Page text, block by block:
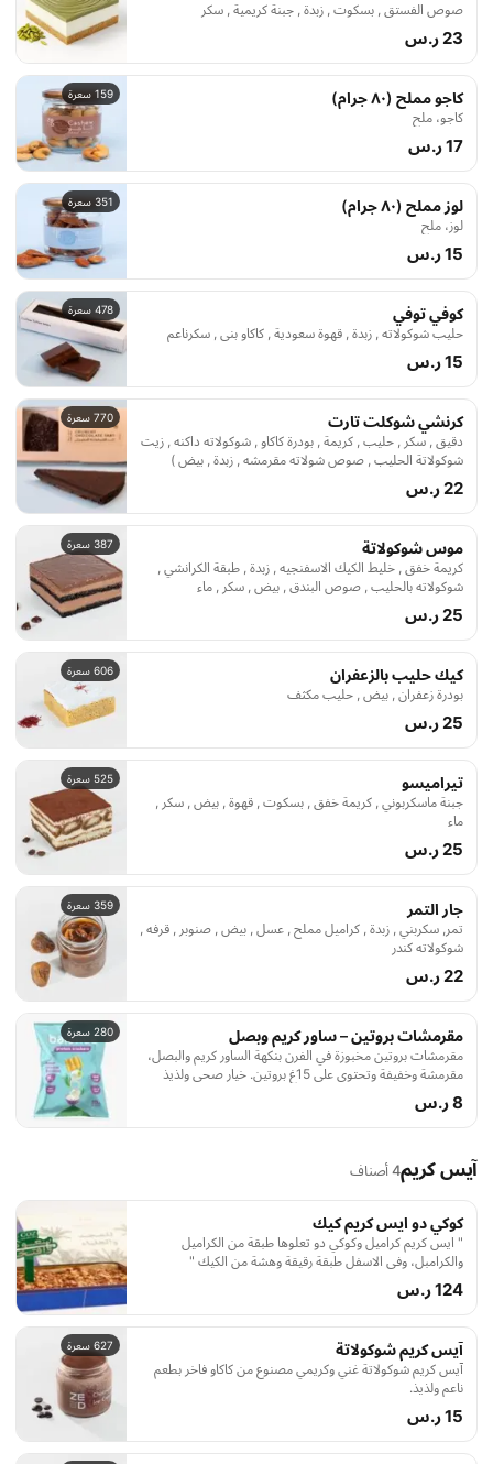
صوص الفستق , بسكوت , زبدة , جبنة كريمية , سكر
23 ر.س
159 سعرة كاجو مملح (٨٠ جرام)
كاجو، ملح
17 ر.س
351 سعرة لوز مملح (٨٠ جرام)
لوز، ملح
15 ر.س
478 سعرة كوفي توفي
حليب شوكولاته , زبدة , قهوة سعودية , كاكاو بني , سكرناعم
15 ر.س
770 سعرة كرنشي شوكلت تارت
دقيق , سكر , حليب , كريمة , بودرة كاكاو , شوكولاته داكنه , زيت
شوكولاتة الحليب , صوص شولاته مقرمشه , زبدة , بيض )
22 ر.س
387 سعرة موس شوكولاتة
كريمة خفق , خليط الكيك الاسفنجيه , زبدة , طبقة الكرانشي ,
شوكولاته بالحليب , صوص البندق , بيض , سكر , ماء
25 ر.س
606 سعرة كيك حليب بالزعفران
بودرة زعفران , بيض , حليب مكثف
25 ر.س
525 سعرة تيراميسو
جبنة ماسكربوني , كريمة خفق , بسكوت , قهوة , بيض , سكر ,
ماء
25 ر.س
359 سعرة جار التمر
تمر, سكربني , زبدة , كراميل مملح , عسل , بيض , صنوبر , قرفه ,
شوكولاته كندر
22 ر.س
280 سعرة مقرمشات بروتين – ساور كريم وبصل
مقرمشات بروتين مخبوزة في الفرن بنكهة الساور كريم والبصل،
مقرمشة وخفيفة وتحتوي على 15غ بروتين. خيار صحي ولذيذ
كسناك سريع
8 ر.س
آيس كريم4 أصناف
كوكي دو ايس كريم كيك
" ايس كريم كراميل وكوكي دو تعلوها طبقة من الكراميل
والكرامبل، وفي الاسفل طبقة رقيقة وهشة من الكيك "
124 ر.س
627 سعرة آيس كريم شوكولاتة
آيس كريم شوكولاتة غني وكريمي مصنوع من كاكاو فاخر بطعم
ناعم ولذيذ.
15 ر.س